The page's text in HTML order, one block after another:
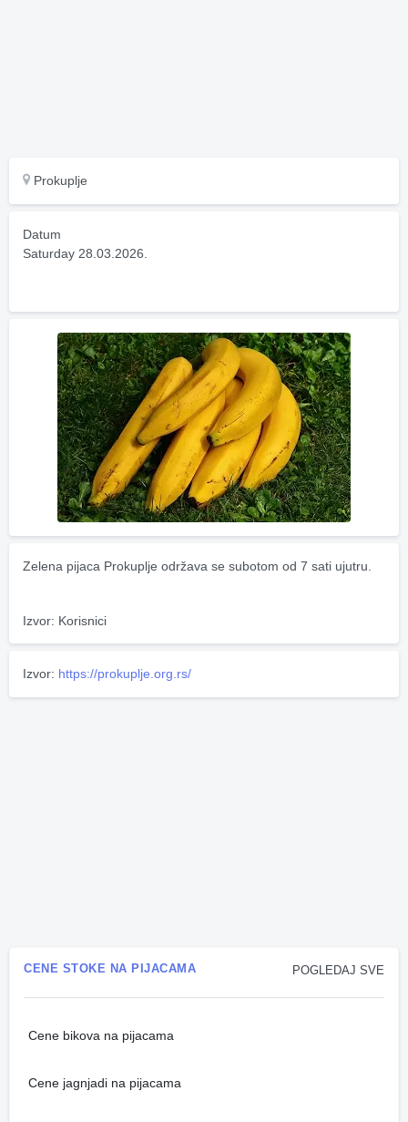
Prokuplje
Datum
Saturday 28.03.2026.
Zelena pijaca Prokuplje održava se subotom od 7 sati ujutru.
Izvor: Korisnici
Izvor: https://prokuplje.org.rs/
POGLEDAJ SVE
CENE STOKE NA PIJACAMA
Cene bikova na pijacama
Cene jagnjadi na pijacama